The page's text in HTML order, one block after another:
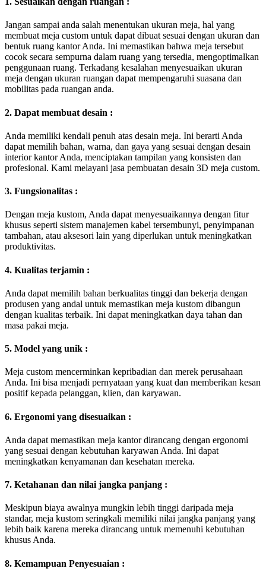
Jangan sampai anda salah menentukan ukuran meja, hal yang
membuat meja custom untuk dapat dibuat sesuai dengan ukuran dan
bentuk ruang kantor Anda. Ini memastikan bahwa meja tersebut
cocok secara sempurna dalam ruang yang tersedia, mengoptimalkan
penggunaan ruang. Terkadang kesalahan menyesuaikan ukuran
meja dengan ukuran ruangan dapat mempengaruhi suasana dan
mobilitas pada ruangan anda.
2. Dapat membuat desain :
Anda memiliki kendali penuh atas desain meja. Ini berarti Anda
dapat memilih bahan, warna, dan gaya yang sesuai dengan desain
interior kantor Anda, menciptakan tampilan yang konsisten dan
profesional. Kami melayani jasa pembuatan desain 3D meja custom.
3. Fungsionalitas :
Dengan meja kustom, Anda dapat menyesuaikannya dengan fitur
khusus seperti sistem manajemen kabel tersembunyi, penyimpanan
tambahan, atau aksesori lain yang diperlukan untuk meningkatkan
produktivitas.
4. Kualitas terjamin :
Anda dapat memilih bahan berkualitas tinggi dan bekerja dengan
produsen yang andal untuk memastikan meja kustom dibangun
dengan kualitas terbaik. Ini dapat meningkatkan daya tahan dan
masa pakai meja.
5. Model yang unik :
Meja custom mencerminkan kepribadian dan merek perusahaan
Anda. Ini bisa menjadi pernyataan yang kuat dan memberikan kesan
positif kepada pelanggan, klien, dan karyawan.
6. Ergonomi yang disesuaikan :
Anda dapat memastikan meja kantor dirancang dengan ergonomi
yang sesuai dengan kebutuhan karyawan Anda. Ini dapat
meningkatkan kenyamanan dan kesehatan mereka.
7. Ketahanan dan nilai jangka panjang :
Meskipun biaya awalnya mungkin lebih tinggi daripada meja
standar, meja kustom seringkali memiliki nilai jangka panjang yang
lebih baik karena mereka dirancang untuk memenuhi kebutuhan
khusus Anda.
8. Kemampuan Penyesuaian :